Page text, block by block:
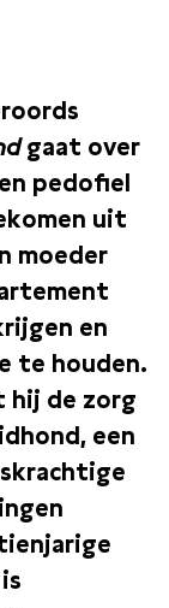
gaat over
pedofiel
uit
moeder
en
te houden.
hij de zorg
een